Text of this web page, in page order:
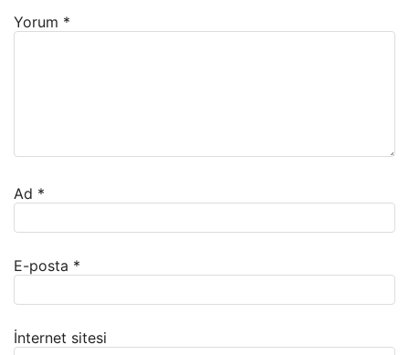
Yorum *
Ad *
E-posta *
İnternet sitesi